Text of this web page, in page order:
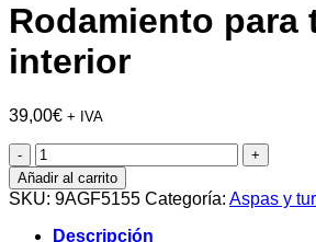
Rodamiento para
interior
39,00€ + IVA
Rodamiento
para
turbina
interior
cantidad
Añadir al carrito
SKU: 9AGF5155 Categoría: Aspas y
Descripción